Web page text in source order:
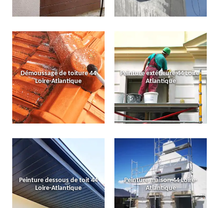
Démoussage de toiture 44
Loire-Atlantique
Peinture extérieure 44 Loire-
Atlantique
Peinture dessous de toit 44
Loire-Atlantique
Peinture maison 44 Loire-
Atlantique